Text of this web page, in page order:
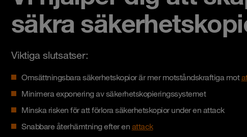
säkra
Viktiga slutsatser:
Omsättningsbara säkerhetskopior är mer motståndskraftiga mot
Minimera exponering av säkerhetskopieringssystemet
Minska risken för att förlora säkerhetskopior under en attack
Snabbare återhämtning efter en attack